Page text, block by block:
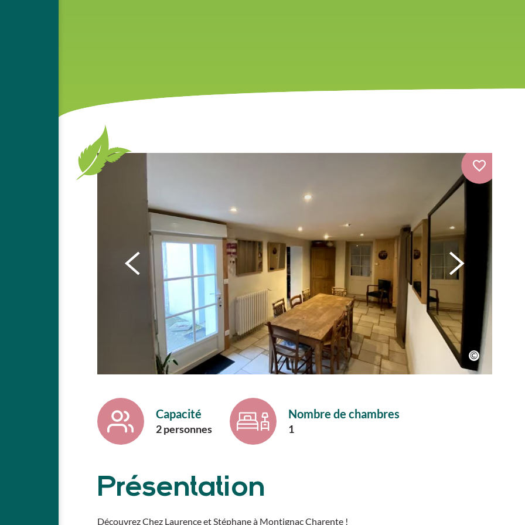
Capacité
2 personnes
Nombre de chambres
1
Présentation
Découvrez Chez Laurence et Stéphane à Montignac Charente !